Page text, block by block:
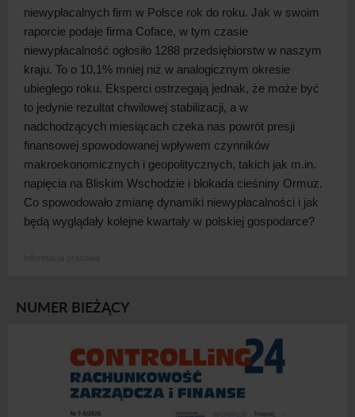
niewypłacalnych firm w Polsce rok do roku. Jak w swoim
raporcie podaje firma Coface, w tym czasie
niewypłacalność ogłosiło 1288 przedsiębiorstw w naszym
kraju. To o 10,1% mniej niż w analogicznym okresie
ubiegłego roku. Eksperci ostrzegają jednak, że może być
to jedynie rezultat chwilowej stabilizacji, a w
nadchodzących miesiącach czeka nas powrót presji
finansowej spowodowanej wpływem czynników
makroekonomicznych i geopolitycznych, takich jak m.in.
napięcia na Bliskim Wschodzie i blokada cieśniny Ormuz.
Co spowodowało zmianę dynamiki niewypłacalności i jak
będą wyglądały kolejne kwartały w polskiej gospodarce?
NUMER BIEŻĄCY